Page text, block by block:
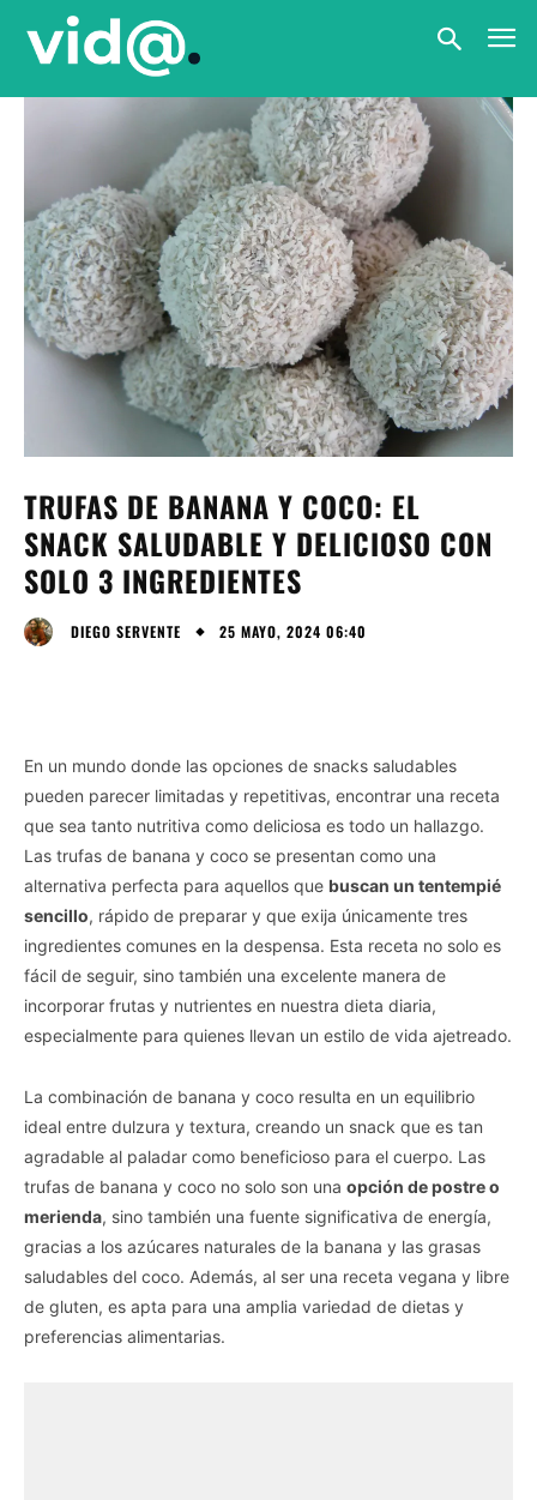
TRUFAS DE BANANA Y COCO: EL
SNACK SALUDABLE Y DELICIOSO CON
SOLO 3 INGREDIENTES
DIEGO SERVENTE 25 MAYO, 2024 06:40
En un mundo donde las opciones de snacks saludables
pueden parecer limitadas y repetitivas, encontrar una receta
que sea tanto nutritiva como deliciosa es todo un hallazgo.
Las trufas de banana y coco se presentan como una
alternativa perfecta para aquellos que buscan un tentempié
sencillo, rápido de preparar y que exija únicamente tres
ingredientes comunes en la despensa. Esta receta no solo es
fácil de seguir, sino también una excelente manera de
incorporar frutas y nutrientes en nuestra dieta diaria,
especialmente para quienes llevan un estilo de vida ajetreado.
La combinación de banana y coco resulta en un equilibrio
ideal entre dulzura y textura, creando un snack que es tan
agradable al paladar como beneficioso para el cuerpo. Las
trufas de banana y coco no solo son una opción de postre o
merienda, sino también una fuente significativa de energía,
gracias a los azúcares naturales de la banana y las grasas
saludables del coco. Además, al ser una receta vegana y libre
de gluten, es apta para una amplia variedad de dietas y
preferencias alimentarias.